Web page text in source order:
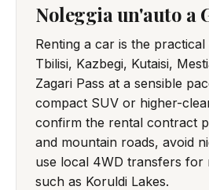
Noleggia un'auto a
Renting a car is the
Tbilisi, Kazbegi, Kutaisi,
Zagari Pass at a sensible
compact SUV or higher-
confirm the rental contract
and mountain roads, avoid
use local 4WD transfers for
such as Koruldi Lakes.